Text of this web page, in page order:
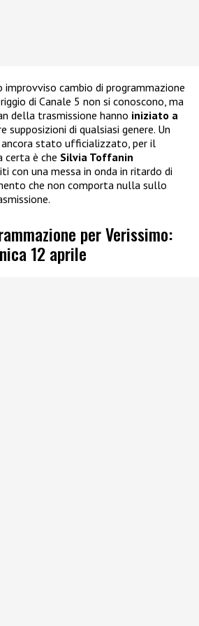
cambio di programmazione
di Canale 5 non si conoscono, ma
della trasmissione hanno iniziato a
supposizioni di qualsiasi genere. Un
stato ufficializzato, per il
certa è che Silvia Toffanin
con una messa in onda in ritardo di
che non comporta nulla sullo
per Verissimo:
12 aprile